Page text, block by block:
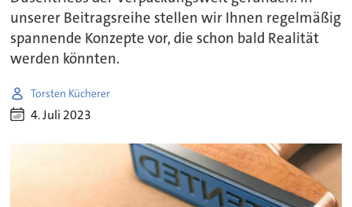
unserer Beitragsreihe stellen wir Ihnen regelmäßig
spannende Konzepte vor, die schon bald Realität
werden könnten.
Torsten Kücherer
4. Juli 2023